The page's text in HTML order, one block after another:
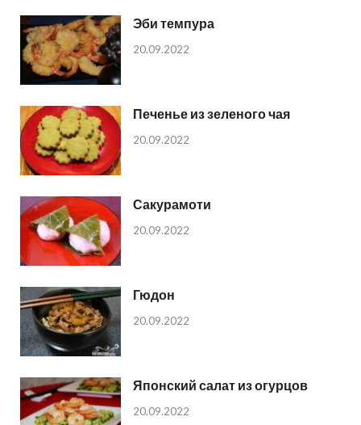
Эби темпура
20.09.2022
Печенье из зеленого чая
20.09.2022
Сакурамоти
20.09.2022
Гюдон
20.09.2022
Японский салат из огурцов
20.09.2022